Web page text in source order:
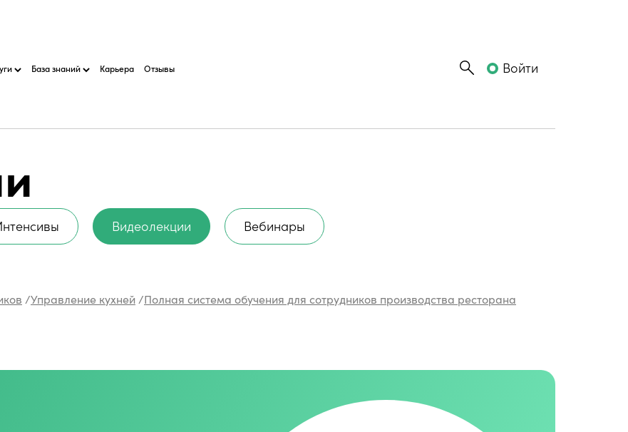
База знаний Карьера Отзывы Войти
Видеолекции Вебинары
/Управление кухней /Полная система обучения для сотрудников производства ресторана